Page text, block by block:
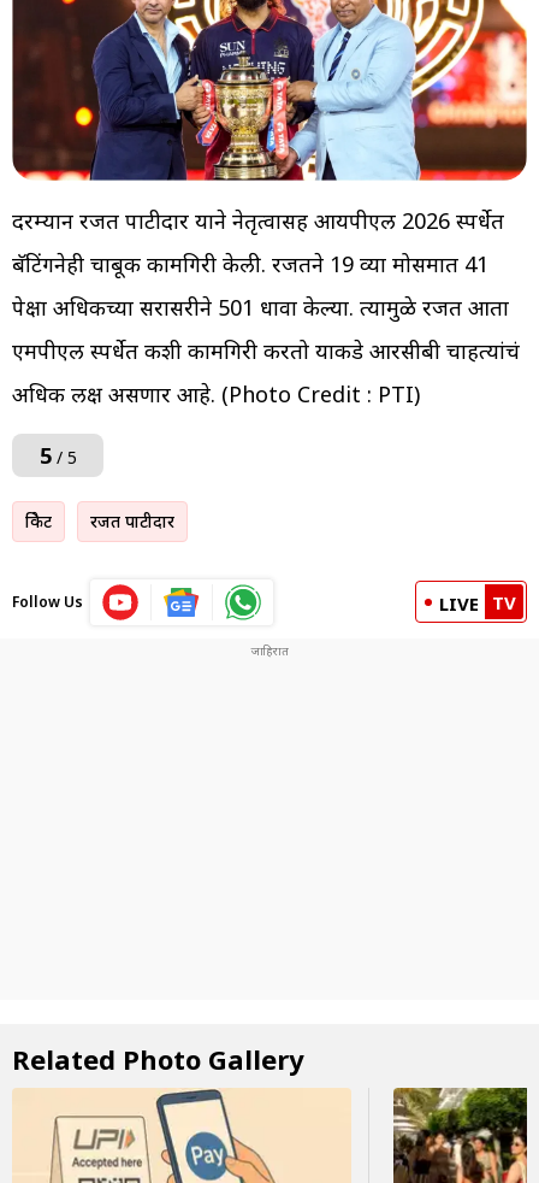
दरम्यान रजत पाटीदार याने नेतृत्वासह आयपीएल 2026 स्पर्धेत
बॅटिंगनेही चाबूक कामगिरी केली. रजतने 19 व्या मोसमात 41
पेक्षा अधिकच्या सरासरीने 501 धावा केल्या. त्यामुळे रजत आता
एमपीएल स्पर्धेत कशी कामगिरी करतो याकडे आरसीबी चाहत्यांचं
अधिक लक्ष असणार आहे. (Photo Credit : PTI)
5/ 5
क्रिकेट रजत पाटीदार
Follow Us LIVE TV
Related Photo Gallery